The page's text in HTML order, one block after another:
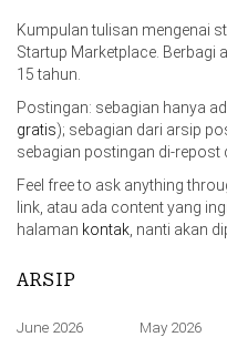
Kumpulan tulisan mengenai
Startup Marketplace. Berbagi
15 tahun.
Postingan: sebagian hanya
gratis); sebagian dari arsip
sebagian postingan di-repost
Feel free to ask anything
link, atau ada content yang
halaman kontak , nanti akan
ARSIP
June 2026 May 2026